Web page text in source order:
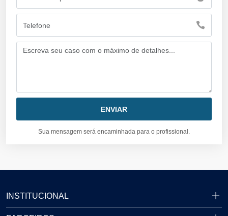
Sua mensagem será encaminhada para o profissional.
INSTITUCIONAL